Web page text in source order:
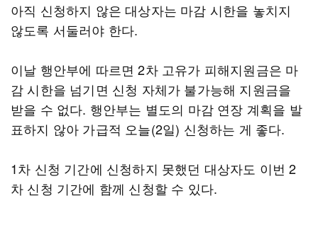
아직 신청하지 않은 대상자는 마감 시한을 놓치지
않도록 서둘러야 한다.
이날 행안부에 따르면 2차 고유가 피해지원금은 마
감 시한을 넘기면 신청 자체가 불가능해 지원금을
받을 수 없다. 행안부는 별도의 마감 연장 계획을 발
표하지 않아 가급적 오늘(2일) 신청하는 게 좋다.
1차 신청 기간에 신청하지 못했던 대상자도 이번 2
차 신청 기간에 함께 신청할 수 있다.